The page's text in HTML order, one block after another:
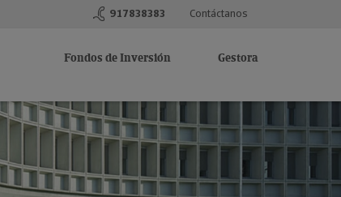
917838383 Contáctanos
Fondos de Inversión Gestora